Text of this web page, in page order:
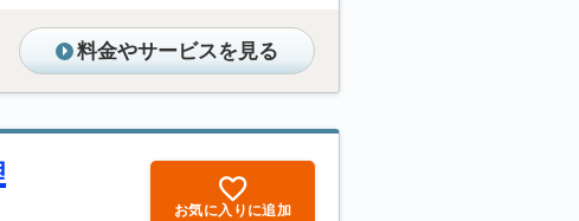
料金やサービスを見る
お気に入りに追加